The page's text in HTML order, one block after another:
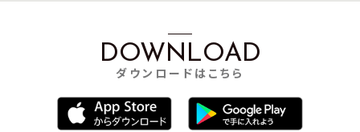
DOWNLOAD
ダウンロードはこちら